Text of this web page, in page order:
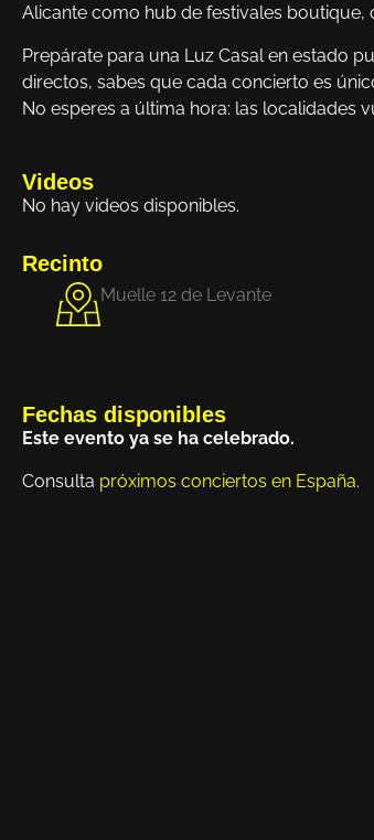
Alicante como hub de festivales
Prepárate para una Luz Casal en estado
directos, sabes que cada concierto es
No esperes a última hora: las localidades
Videos
No hay videos disponibles.
Recinto
Muelle 12 de Levante
Fechas disponibles
Este evento ya se ha celebrado.
Consulta próximos conciertos en España.